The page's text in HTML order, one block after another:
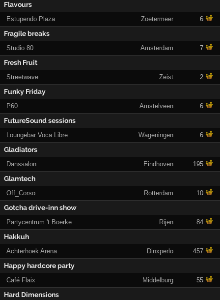
Flavours
Estupendo Plaza Zoetermeer 6
Fragile breaks
Studio 80 Amsterdam 7
Fresh Fruit
Streetwave Zeist 2
Funky Friday
P60 Amstelveen 6
FutureSound sessions
Loungebar Voca Libre Wageningen 6
Gladiators
Danssalon Eindhoven 195
Glamtech
Off_Corso Rotterdam 10
Gotcha drive-inn show
Partycentrum 't Boerke Rijen 84
Hakkuh
Achterhoek Arena Dinxperlo 457
Happy hardcore party
Café Flaix Middelburg 55
Hard Dimensions